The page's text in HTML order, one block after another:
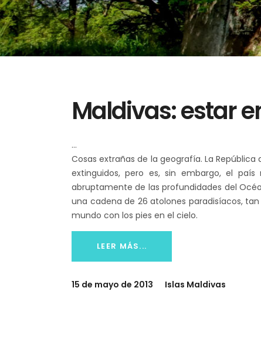
Maldivas: estar
Cosas extrañas de la geografía. La
extinguidos, pero es, sin embargo, el
abruptamente de las profundidades del
una cadena de 26 atolones paradisíacos,
mundo con los pies en el cielo.
LEER MÁS...
15 de mayo de 2013 Islas Maldivas